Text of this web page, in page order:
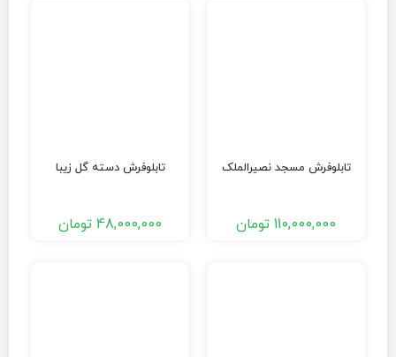
تابلوفرش مسجد نصیرالملک
110,000,000 تومان
تابلوفرش دسته گل زیبا
48,000,000 تومان